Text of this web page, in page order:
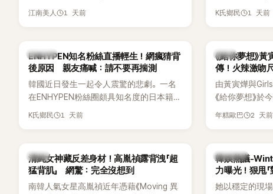
嫌長期跟蹤黃晸珉，已正式採取法律行
的單方面騷擾。如今，韓媒《Dispatch》再
曝光雙方77通電話的錄音內容，而A也首
度承認自己過去曾是SHINee、NCT等偶像
團體的「站姐」，事件持續延燒。
江南美人 1 天前
更首度坦承過
K氏鄉民 1 天前
K-POP
ENHYPEN知名粉絲直播輕生！網瘋猜背
後原因 親友痛喊：請不要再揣測
韓國近日發生一起令人震驚的悲劇。一名
在ENHYPEN粉絲圈頗具知名度的日本籍女
粉絲，日前在TikTok直播期間輕生，最終
止揣測，盼逝者安息。
K氏鄉民 1 天前
韓劇
《給你夢想》
傳！火辣激吻
拍
由黃寅燁與
《給你夢想》於
入高潮，男女
年糕歐巴 2 天前
韓星
清純女神藏反差身材！高胤禎露背洩「超
猛背肌」 網驚：完全沒想到
南韓人氣女星高胤禎近年憑藉《Moving 異
熱議討論
韓娛熱議-
力曝光！狠甩「
她以穩定的現